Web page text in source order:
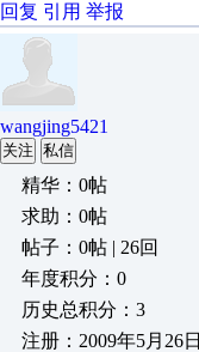
回复 引用 举报
wangjing5421
关注 私信
精华：0帖
求助：0帖
帖子：0帖 | 26回
年度积分：0
历史总积分：3
注册：2009年5月26日